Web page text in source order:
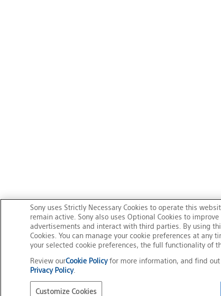
Sony uses Strictly Necessary Cookies to operate this
remain active. Sony also uses Optional Cookies to
advertisements and interact with third parties. By using
Cookies. You can manage your cookie preferences at any
your selected cookie preferences, the full functionality of
Review ourCookie Policyfor more information, and find
Privacy Policy.
Customize Cookies